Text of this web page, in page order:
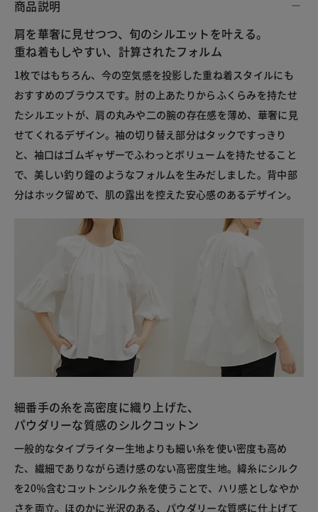
商品説明
肩を華奢に見せつつ、旬のシルエットを叶える。
重ね着もしやすい、計算されたフォルム
1枚ではもちろん、今の空気感を投影した重ね着スタイルにも
おすすめのブラウスです。肘の上あたりからふくらみを持たせ
たシルエットが、肩の丸みや二の腕の存在感を薄め、華奢に見
せてくれるデザイン。袖の切り替え部分はタックですっきり
と、袖口はゴムギャザーでふわっとボリュームを持たせること
で、美しい釣り鐘のようなフォルムを生みだしました。背中部
分はホック留めで、肌の露出を控えた安心感のあるデザイン。
細番手の糸を高密度に織り上げた、
パウダリーな質感のシルクコットン
一般的なタイプライター生地よりも細い糸を使い密度も高め
た、繊細でありながら透け感のない高密度生地。緯糸にシルク
を20％含むコットンシルク糸を使うことで、ハリ感としなやか
さを両立。ほのかに光沢のある、パウダリーな質感に仕上げて